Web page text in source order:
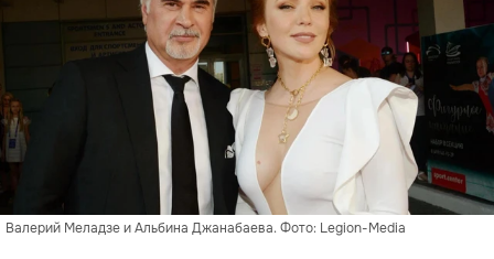
Валерий Меладзе и Альбина Джанабаева. Фото: Legion-Media